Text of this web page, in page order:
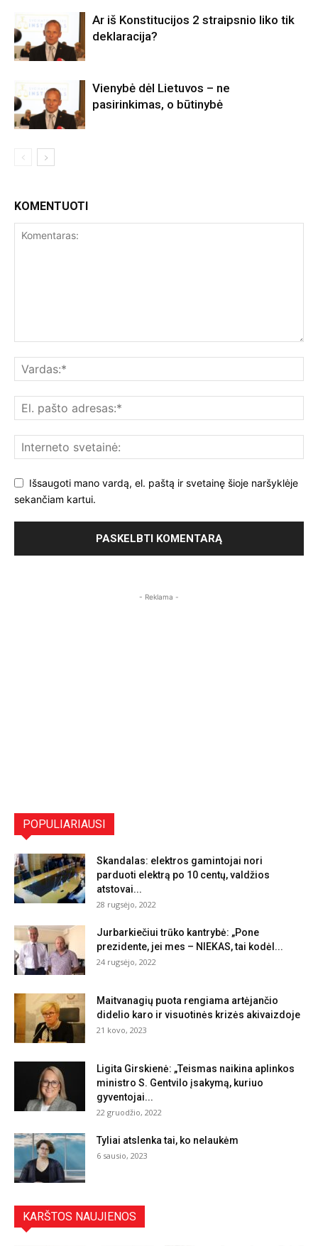
Ar iš Konstitucijos 2 straipsnio liko tik
deklaracija?
Vienybė dėl Lietuvos – ne
pasirinkimas, o būtinybė
KOMENTUOTI
Išsaugoti mano vardą, el. paštą ir svetainę šioje naršyklėje
sekančiam kartui.
- Reklama -
POPULIARIAUSI
Skandalas: elektros gamintojai nori
parduoti elektrą po 10 centų, valdžios
atstovai...
28 rugsėjo, 2022
Jurbarkiečiui trūko kantrybė: „Pone
prezidente, jei mes – NIEKAS, tai kodėl...
24 rugsėjo, 2022
Maitvanagių puota rengiama artėjančio
didelio karo ir visuotinės krizės akivaizdoje
21 kovo, 2023
Ligita Girskienė: „Teismas naikina aplinkos
ministro S. Gentvilo įsakymą, kuriuo
gyventojai...
22 gruodžio, 2022
Tyliai atslenka tai, ko nelaukėm
6 sausio, 2023
KARŠTOS NAUJIENOS